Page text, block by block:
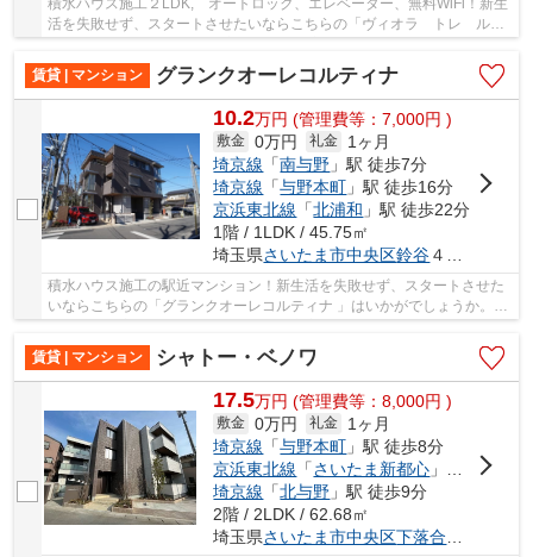
積水ハウス施工２LDK, オートロック、エレベーター、無料WiFi！新生
活を失敗せず、スタートさせたいならこちらの「ヴィオラ トレ ルチ
賃貸 | マンション
グランクオーレコルティナ
10.2万円 (管理費等：7,000円 )
敷金 0万円 礼金
1ヶ月
埼京線 「南与野 」駅 徒歩7分
埼京線 「与野本町 」駅 徒歩16分
京浜東北線 「北浦和 」駅 徒歩22分
1階 / 1LDK / 45.75㎡
埼玉県さいたま市中央区鈴谷４丁目３-３１
積水ハウス施工の駅近マンション！新生活を失敗せず、スタートさせた
いならこちらの「グランクオーレコルティナ 」はいかがでしょうか。室
賃貸 | マンション
シャトー・ベノワ
17.5万円 (管理費等：8,000円 )
敷金 0万円 礼金
1ヶ月
埼京線 「与野本町 」駅 徒歩8分
京浜東北線 「さいたま新都心 」駅 徒歩18分
埼京線 「北与野 」駅 徒歩9分
2階 / 2LDK / 62.68㎡
埼玉県さいたま市中央区下落合